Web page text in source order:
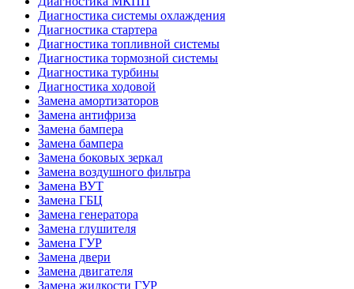
Диагностика системы охлаждения
Диагностика стартера
Диагностика топливной системы
Диагностика тормозной системы
Диагностика турбины
Диагностика ходовой
Замена амортизаторов
Замена антифриза
Замена бампера
Замена бампера
Замена боковых зеркал
Замена воздушного фильтра
Замена ВУТ
Замена ГБЦ
Замена генератора
Замена глушителя
Замена ГУР
Замена двери
Замена двигателя
Замена жидкости ГУР